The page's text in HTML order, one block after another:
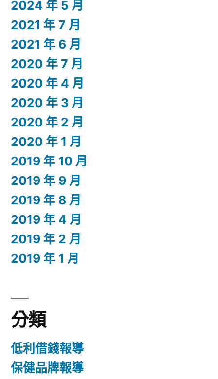
2024 年 5 月
2021 年 7 月
2021 年 6 月
2020 年 7 月
2020 年 4 月
2020 年 3 月
2020 年 2 月
2020 年 1 月
2019 年 10 月
2019 年 9 月
2019 年 8 月
2019 年 4 月
2019 年 2 月
2019 年 1 月
分類
低利借錢報導
保健品牌報導